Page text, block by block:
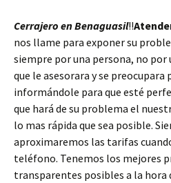
Cerrajero en Benaguasil!!
nos llame para exponer su
siempre por una persona, no por
que le asesorara y se preocupara
informándole para que esté
que hará de su problema el
lo mas rápida que sea posible.
aproximaremos las tarifas
teléfono. Tenemos los mejores
transparentes posibles a la hora